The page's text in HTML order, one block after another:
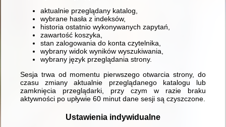
aktualnie przeglądany katalog,
wybrane hasła z indeksów,
historia ostatnio wykonywanych zapytań,
zawartość koszyka,
stan zalogowania do konta czytelnika,
wybrany widok wyników wyszukiwania,
wybrany język przeglądania strony.
Sesja trwa od momentu pierwszego otwarcia strony, do
czasu zmiany aktualnie przeglądanego katalogu lub
zamknięcia przeglądarki, przy czym w razie braku
aktywności po upływie 60 minut dane sesji są czyszczone.
Ustawienia indywidualne